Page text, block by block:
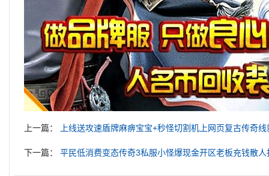
上一篇： 上线送攻速盾牌麻痹宝宝+秒怪切割机上网页复古传奇
下一篇：平民低消费变态传奇3私服小怪爆现金开区老板充钱散人